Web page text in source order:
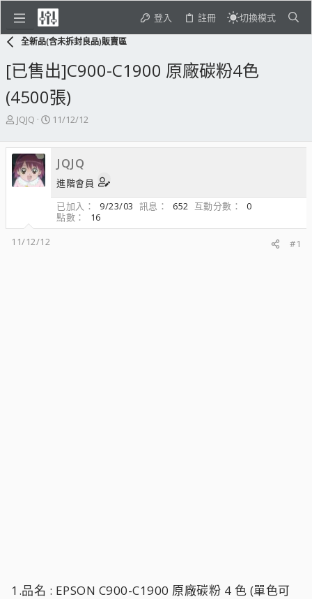
登入 註冊 切換模式
全新品(含未拆封良品)販賣區
[已售出]C900-C1900 原廠碳粉4色
(4500張)
主
發
起
人
JQJQ
開
日
期
11/12/12
JQJQ
進階會員
已加入
9/23/03 訊息 652 互動分數
0
點數
16
11/12/12
#1
1.品名 : EPSON C900-C1900 原廠碳粉 4 色 (單色可